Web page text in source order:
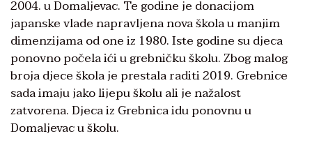
2004. u Domaljevac. Te godine je donacijom
japanske vlade napravljena nova škola u manjim
dimenzijama od one iz 1980. Iste godine su djeca
ponovno počela ići u grebničku školu. Zbog malog
broja djece škola je prestala raditi 2019. Grebnice
sada imaju jako lijepu školu ali je nažalost
zatvorena. Djeca iz Grebnica idu ponovnu u
Domaljevac u školu.